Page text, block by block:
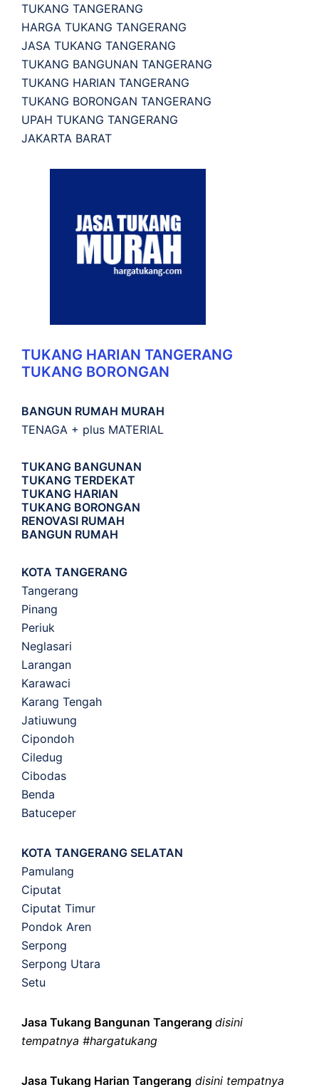
TUKANG TANGERANG
HARGA TUKANG TANGERANG
JASA TUKANG TANGERANG
TUKANG BANGUNAN TANGERANG
TUKANG HARIAN TANGERANG
TUKANG BORONGAN TANGERANG
UPAH TUKANG TANGERANG
JAKARTA BARAT
TUKANG HARIAN TANGERANG
TUKANG BORONGAN
BANGUN RUMAH MURAH
TENAGA + plus MATERIAL
TUKANG BANGUNAN
TUKANG TERDEKAT
TUKANG HARIAN
TUKANG BORONGAN
RENOVASI RUMAH
BANGUN RUMAH
KOTA TANGERANG
Tangerang
Pinang
Periuk
Neglasari
Larangan
Karawaci
Karang Tengah
Jatiuwung
Cipondoh
Ciledug
Cibodas
Benda
Batuceper
KOTA TANGERANG SELATAN
Pamulang
Ciputat
Ciputat Timur
Pondok Aren
Serpong
Serpong Utara
Setu
Jasa Tukang Bangunan Tangerang disini
tempatnya #hargatukang
Jasa Tukang Harian Tangerang disini tempatnya